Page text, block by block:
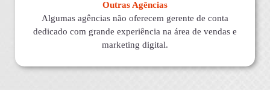
Outras Agências
Algumas agências não oferecem gerente de conta
dedicado com grande experiência na área de vendas e
marketing digital.